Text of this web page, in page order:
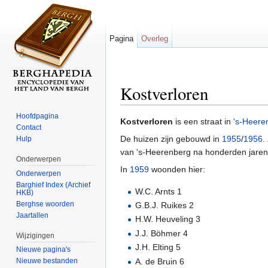
Kostverloren
Kostverloren is een straat in 's-
De huizen zijn gebouwd in 1955/1956.
van 's-Heerenberg na honderden
In 1959 woonden hier:
W.C. Arnts 1
G.B.J. Ruikes 2
H.W. Heuveling 3
J.J. Böhmer 4
J.H. Elting 5
A. de Bruin 6
Pagina Overleg
Hoofdpagina
Contact
Hulp
Onderwerpen
Onderwerpen
Barghief Index (Archief
HKB)
Berghse woorden
Jaartallen
Wijzigingen
Nieuwe pagina's
Nieuwe bestanden